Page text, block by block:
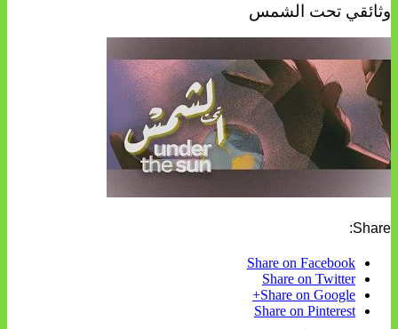
وثائقي تحت الشمس
Share:
Share on Facebook
Share on Twitter
Share on Google+
Share on Pinterest